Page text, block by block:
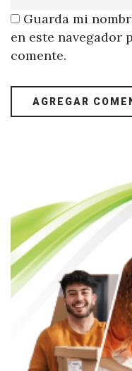
Guarda mi
en este navegador
comente.